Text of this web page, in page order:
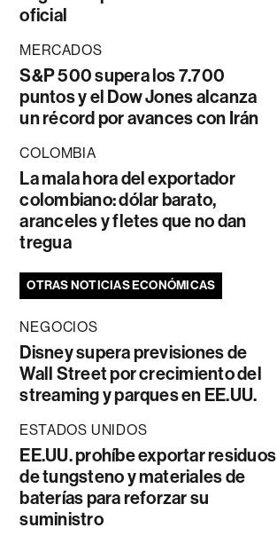
oficial
MERCADOS
S&P 500 supera los 7.700
puntos y el Dow Jones alcanza
un récord por avances con Irán
COLOMBIA
La mala hora del exportador
colombiano: dólar barato,
aranceles y fletes que no dan
tregua
OTRAS NOTICIAS ECONÓMICAS
NEGOCIOS
Disney supera previsiones de
Wall Street por crecimiento del
streaming y parques en EE.UU.
ESTADOS UNIDOS
EE.UU. prohíbe exportar residuos
de tungsteno y materiales de
baterías para reforzar su
suministro